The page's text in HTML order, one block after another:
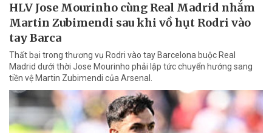
HLV Jose Mourinho cùng Real Madrid nhắm
Martin Zubimendi sau khi vồ hụt Rodri vào
tay Barca
Thất bại trong thương vụ Rodri vào tay Barcelona buộc Real
Madrid dưới thời Jose Mourinho phải lập tức chuyển hướng sang
tiền vệ Martin Zubimendi của Arsenal.